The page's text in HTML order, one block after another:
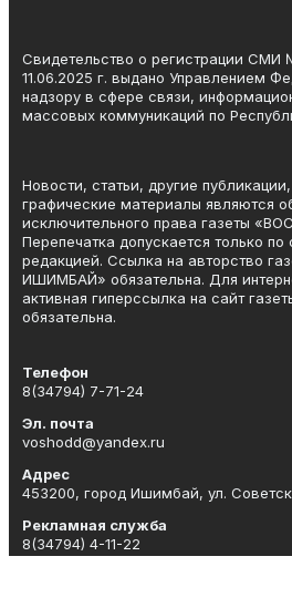
Свидетельство о регистрации СМИ
11.06.2025 г. выдано Управлением
надзору в сфере связи,
массовых коммуникаций по
Новости, статьи, другие
графические материалы являются
исключительного права газеты
Перепечатка допускается только
редакцией. Ссылка на авторство
ИШИМБАЙ» обязательна. Для
активная гиперссылка на сайт
обязательна.
Телефон
8(34794) 7-71-24
Эл. почта
voshodd@yandex.ru
Адрес
453200, город Ишимбай, ул.
Рекламная служба
8(34794) 4-11-22